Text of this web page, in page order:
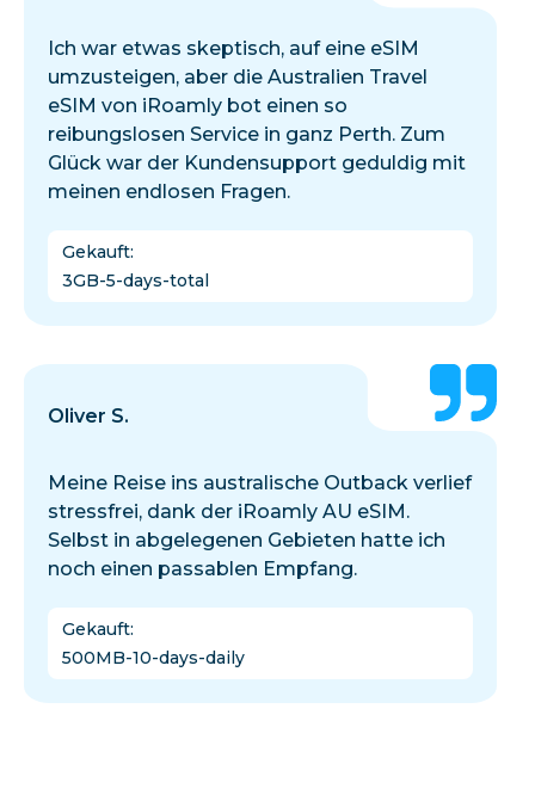
Ich war etwas skeptisch, auf eine eSIM
umzusteigen, aber die Australien Travel
eSIM von iRoamly bot einen so
reibungslosen Service in ganz Perth. Zum
Glück war der Kundensupport geduldig mit
meinen endlosen Fragen.
Gekauft:
3GB-5-days-total
Oliver S.
Meine Reise ins australische Outback verlief
stressfrei, dank der iRoamly AU eSIM.
Selbst in abgelegenen Gebieten hatte ich
noch einen passablen Empfang.
Gekauft:
500MB-10-days-daily